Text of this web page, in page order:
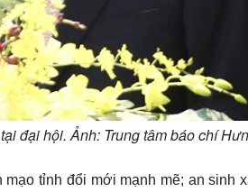
đại hội. Ảnh: Trung tâm báo chí
tỉnh đổi mới mạnh mẽ; an sinh